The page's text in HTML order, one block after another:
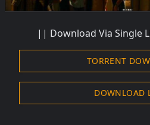
|| Download Via Single
TORRENT
DOWNLOAD